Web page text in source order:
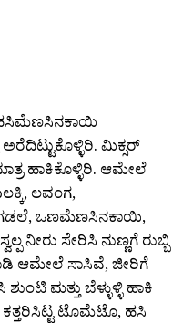
ಹಸಿಮೆಣಸಿನಕಾಯಿ
ಅರೆದಿಟ್ಟುಕೊಳ್ಳಿರಿ. ಮಿಕ್ಸರ್
ಹಾಕಿಕೊಳ್ಳಿರಿ. ಆಮೇಲೆ
ಲವಂಗ,
ಒಣಮೆಣಸಿನಕಾಯಿ,
ನೀರು ಸೇರಿಸಿ ನುಣ್ಣಗೆ ರುಬ್ಬಿ
ಆಮೇಲೆ ಸಾಸಿವೆ, ಜೀರಿಗೆ
ಮತ್ತು ಬೆಳ್ಳುಳ್ಳಿ ಹಾಕಿ
ಟೊಮೆಟೊ, ಹಸಿ